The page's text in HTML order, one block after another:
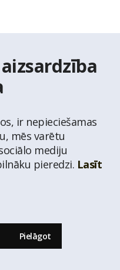
ir nepieciešamas
mēs varētu
mediju
pieredzi. Lasīt
Pielāgot